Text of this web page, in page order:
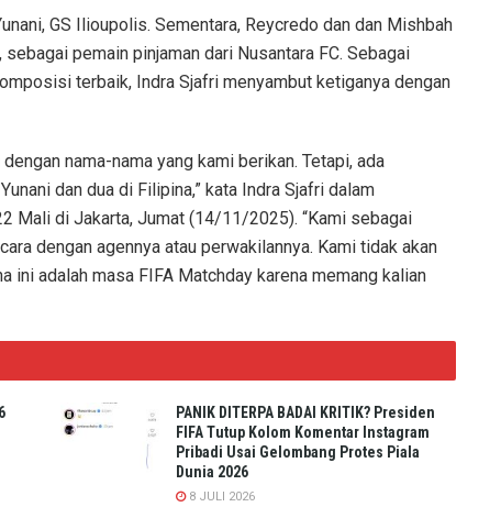
GS Ilioupolis. Sementara, Reycredo dan dan Mishbah
pemain pinjaman dari Nusantara FC. Sebagai
terbaik, Indra Sjafri menyambut ketiganya dengan
nama-nama yang kami berikan. Tetapi, ada
dan dua di Filipina,” kata Indra Sjafri dalam
Mali di Jakarta, Jumat (14/11/2025). “Kami sebagai
dengan agennya atau perwakilannya. Kami tidak akan
ini adalah masa FIFA Matchday karena memang kalian
PANIK DITERPA BADAI KRITIK? Presiden
FIFA Tutup Kolom Komentar Instagram
Pribadi Usai Gelombang Protes Piala
Dunia 2026
8 JULI 2026